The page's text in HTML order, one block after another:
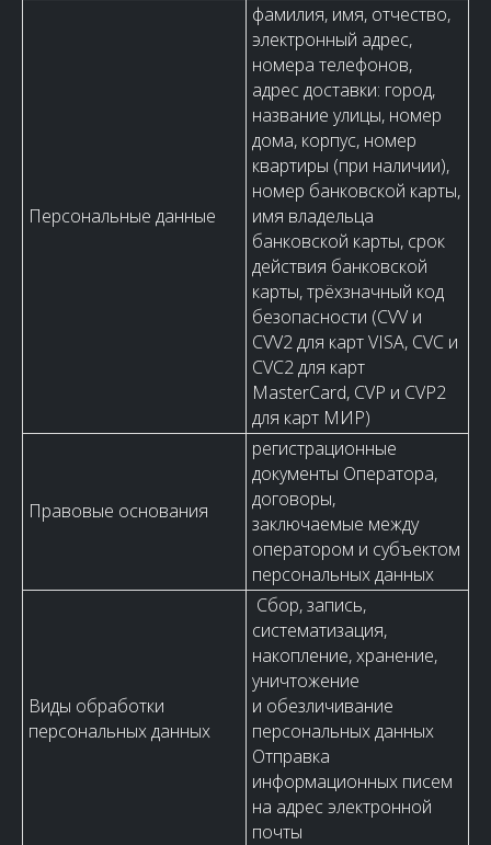
Персональные данные
фамилия, имя, отчество,
электронный адрес,
номера телефонов,
адрес доставки: город,
название улицы, номер
дома, корпус, номер
квартиры (при наличии),
номер банковской карты,
имя владельца
банковской карты, срок
действия банковской
карты, трёхзначный код
безопасности (CVV и
CVV2 для карт VISA, CVC и
CVC2 для карт
MasterCard, CVP и CVP2
для карт МИР)
Правовые основания
регистрационные
документы Оператора,
договоры,
заключаемые между
оператором и субъектом
персональных данных
Виды обработки
персональных данных
Сбор, запись,
систематизация,
накопление, хранение,
уничтожение
и обезличивание
персональных данных
Отправка
информационных писем
на адрес электронной
почты